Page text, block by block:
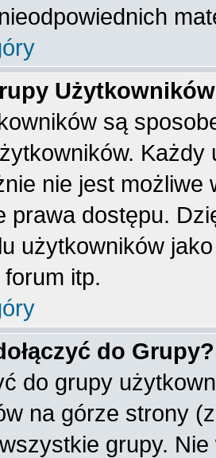
są
nie jest
prawa dostępu.
użytkowników
itp.
do Grupy?
do grupy
na górze strony
grupy.